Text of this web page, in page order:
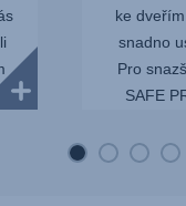
ke
snadno
Pro
SAFE